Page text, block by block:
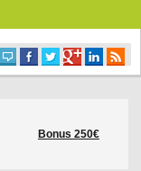
Bonus 250€